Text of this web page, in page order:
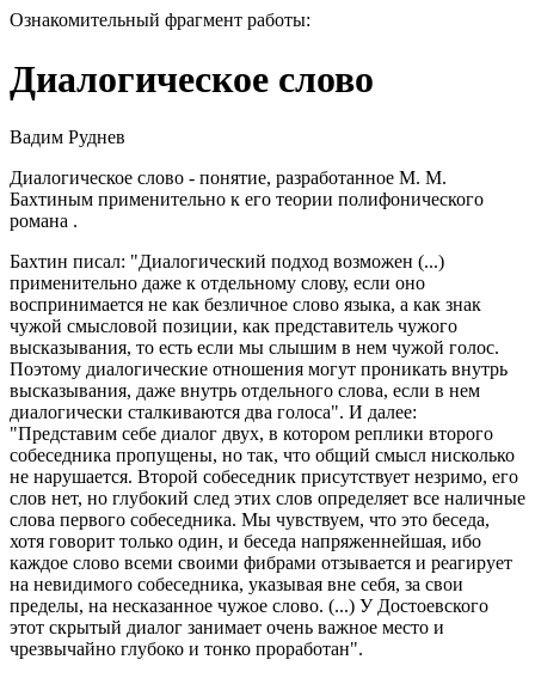
Ознакомительный фрагмент работы:
Диалогическое слово
Вадим Руднев
Диалогическое слово - понятие, разработанное М. М.
Бахтиным применительно к его теории полифонического
романа .
Бахтин писал: "Диалогический подход возможен (...)
применительно даже к отдельному слову, если оно
воспринимается не как безличное слово языка, а как знак
чужой смысловой позиции, как представитель чужого
высказывания, то есть если мы слышим в нем чужой голос.
Поэтому диалогические отношения могут проникать внутрь
высказывания, даже внутрь отдельного слова, если в нем
диалогически сталкиваются два голоса". И далее:
"Представим себе диалог двух, в котором реплики второго
собеседника пропущены, но так, что общий смысл нисколько
не нарушается. Второй собеседник присутствует незримо, его
слов нет, но глубокий след этих слов определяет все наличные
слова первого собеседника. Мы чувствуем, что это беседа,
хотя говорит только один, и беседа напряженнейшая, ибо
каждое слово всеми своими фибрами отзывается и реагирует
на невидимого собеседника, указывая вне себя, за свои
пределы, на несказанное чужое слово. (...) У Достоевского
этот скрытый диалог занимает очень важное место и
чрезвычайно глубоко и тонко проработан".